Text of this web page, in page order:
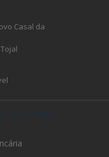
Casal da
Siga-nos
os direitos